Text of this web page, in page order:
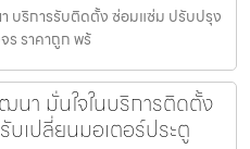
บริการรับติดตั้ง ซ่อมแซ่ม ปรับปรุง
ร ราคาถูก พร้
า มั่นใจในบริการติดตั้ง
บเปลี่ยนมอเตอร์ประตู